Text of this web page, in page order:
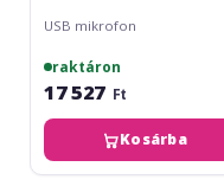
USB mikrofon
raktáron
17 527 Ft
Kosárba